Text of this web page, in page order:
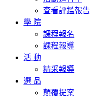
查看評鑑報告
學 院
課程報名
課程報導
活 動
精采報導
選 品
顛覆提案